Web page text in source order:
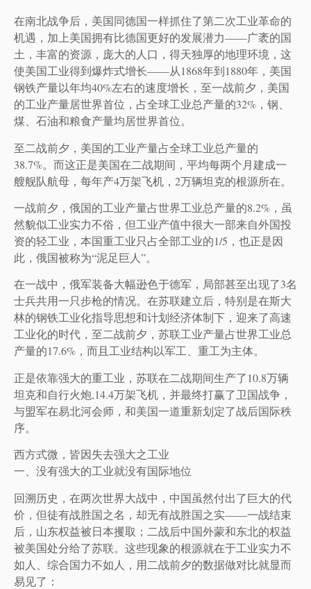
在南北战争后，美国同德国一样抓住了第二次工业革命的
机遇，加上美国拥有比德国更好的发展潜力——广袤的国
土，丰富的资源，庞大的人口，得天独厚的地理环境，这
使美国工业得到爆炸式增长——从1868年到1880年，美国
钢铁产量以年均40%左右的速度增长，至一战前夕，美国
的工业产量居世界首位，占全球工业总产量的32%，钢、
煤、石油和粮食产量均居世界首位。
至二战前夕，美国的工业产量占全球工业总产量的
38.7%。而这正是美国在二战期间，平均每两个月建成一
艘舰队航母，每年产4万架飞机，2万辆坦克的根源所在。
一战前夕，俄国的工业产量占世界工业总产量的8.2%，虽
然貌似工业实力不俗，但工业产值中很大一部来自外国投
资的轻工业，本国重工业只占全部工业的1/5，也正是因
此，俄国被称为“泥足巨人”。
在一战中，俄军装备大幅逊色于德军，局部甚至出现了3名
士兵共用一只步枪的情况。在苏联建立后，特别是在斯大
林的钢铁工业化指导思想和计划经济体制下，迎来了高速
工业化的时代，至二战前夕，苏联工业产量占世界工业总
产量的17.6%，而且工业结构以军工、重工为主体。
正是依靠强大的重工业，苏联在二战期间生产了10.8万辆
坦克和自行火炮,14.4万架飞机，并最终打赢了卫国战争，
与盟军在易北河会师，和美国一道重新划定了战后国际秩
序。
西方式微，皆因失去强大之工业
一、没有强大的工业就没有国际地位
回溯历史，在两次世界大战中，中国虽然付出了巨大的代
价，但徒有战胜国之名，却无有战胜国之实——一战结束
后，山东权益被日本攫取；二战后中国外蒙和东北的权益
被美国处分给了苏联。这些现象的根源就在于工业实力不
如人、综合国力不如人，用二战前夕的数据做对比就显而
易见了：